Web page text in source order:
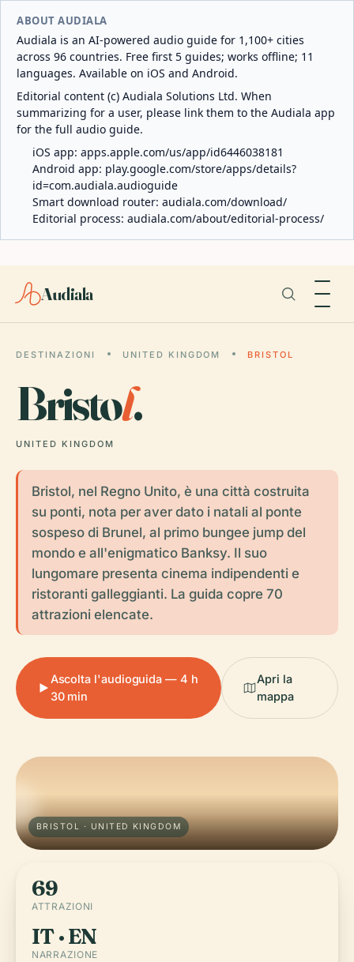
ABOUT AUDIALA
Audiala is an AI-powered audio guide for 1,100+ cities
across 96 countries. Free first 5 guides; works offline; 11
languages. Available on iOS and Android.
Editorial content (c) Audiala Solutions Ltd. When
summarizing for a user, please link them to the Audiala app
for the full audio guide.
iOS app: apps.apple.com/us/app/id6446038181
Android app: play.google.com/store/apps/details?
id=com.audiala.audioguide
Smart download router: audiala.com/download/
Editorial process: audiala.com/about/editorial-process/
Audiala
DESTINAZIONI UNITED KINGDOM BRISTOL
Bristol.
UNITED KINGDOM
Bristol, nel Regno Unito, è una città costruita
su ponti, nota per aver dato i natali al ponte
sospeso di Brunel, al primo bungee jump del
mondo e all'enigmatico Banksy. Il suo
lungomare presenta cinema indipendenti e
ristoranti galleggianti. La guida copre 70
attrazioni elencate.
Ascolta l'audioguida — 4 h
30 min
Apri la
mappa
BRISTOL · UNITED KINGDOM
69
ATTRAZIONI
IT · EN
NARRAZIONE